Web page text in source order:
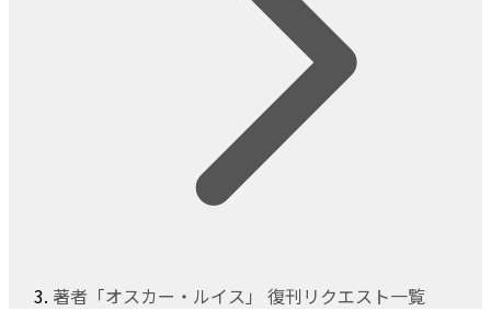
著者「オスカー・ルイス」 復刊リクエスト一覧